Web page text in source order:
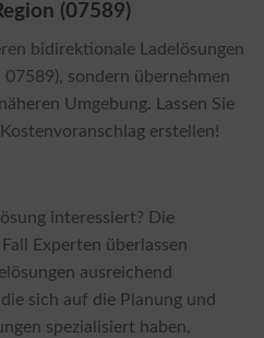
(07589)
bidirektionale Ladelösungen
sondern übernehmen
Umgebung. Lassen Sie
erstellen!
interessiert? Die
Experten überlassen
ausreichend
sich auf die Planung und
spezialisiert haben,